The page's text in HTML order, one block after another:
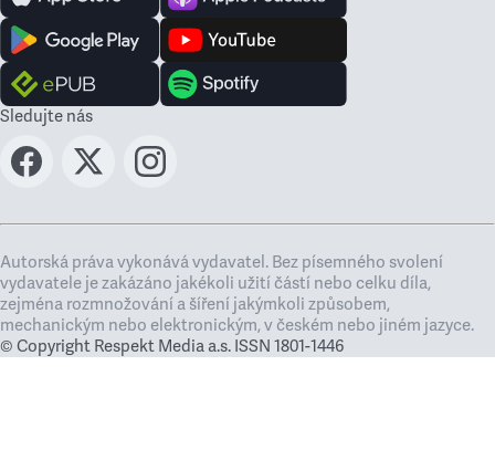
Sledujte nás
Autorská práva vykonává vydavatel. Bez písemného svolení
vydavatele je zakázáno jakékoli užití částí nebo celku díla,
zejména rozmnožování a šíření jakýmkoli způsobem,
mechanickým nebo elektronickým, v českém nebo jiném jazyce.
© Copyright Respekt Media a.s. ISSN 1801-1446